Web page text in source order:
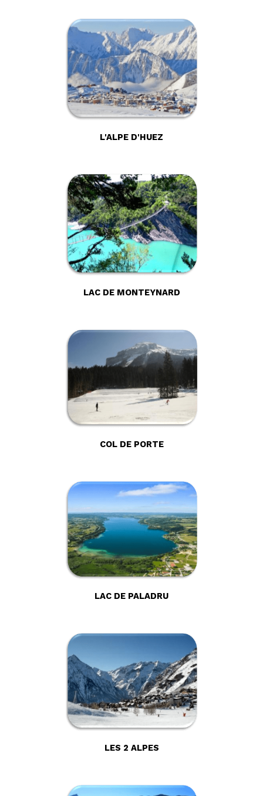
L'ALPE D'HUEZ
LAC DE MONTEYNARD
COL DE PORTE
LAC DE PALADRU
LES 2 ALPES